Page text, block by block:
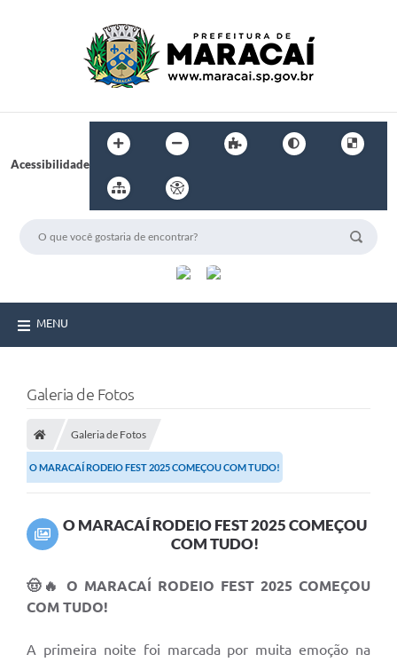
Acessibilidade
MENU
Galeria de Fotos
Galeria de Fotos
O MARACAÍ RODEIO FEST 2025 COMEÇOU COM TUDO!
O MARACAÍ RODEIO FEST 2025 COMEÇOU
COM TUDO!
🤠🔥 O MARACAÍ RODEIO FEST 2025 COMEÇOU
COM TUDO!
A primeira noite foi marcada por muita emoção na